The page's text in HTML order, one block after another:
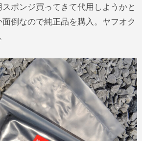
ポンジ買ってきて代用しようかと
倒なので純正品を購入。ヤフオク